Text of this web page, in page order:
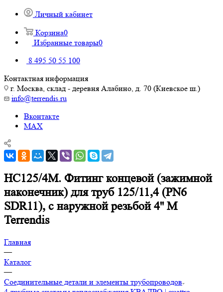
Личный кабинет
Корзина0
Избранные товары0
8 495 50 55 100
Контактная информация
г. Москва, склад - деревня Алабино, д. 70 (Киевское ш.)
info@terrendis.ru
Вконтакте
MAX
HC125/4M. Фитинг концевой (зажимной
наконечник) для труб 125/11,4 (PN6
SDR11), с наружной резьбой 4'' M
Terrendis
Главная
—
Каталог
—
Соединительные детали и элементы трубопроводов